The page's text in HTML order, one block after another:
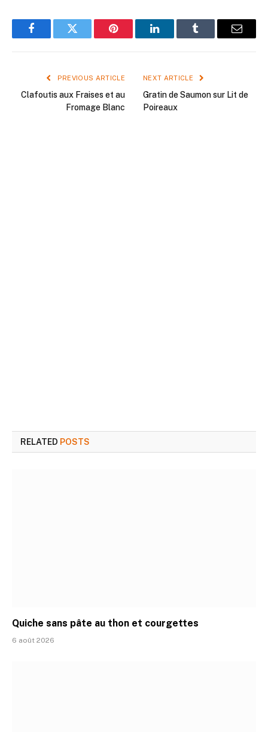
FacebookTwitter Pinterest LinkedInTumblr Email
PREVIOUS ARTICLE
Clafoutis aux Fraises et au
Fromage Blanc
NEXT ARTICLE
Gratin de Saumon sur Lit de
Poireaux
RELATED POSTS
Quiche sans pâte au thon et courgettes
6 août 2026